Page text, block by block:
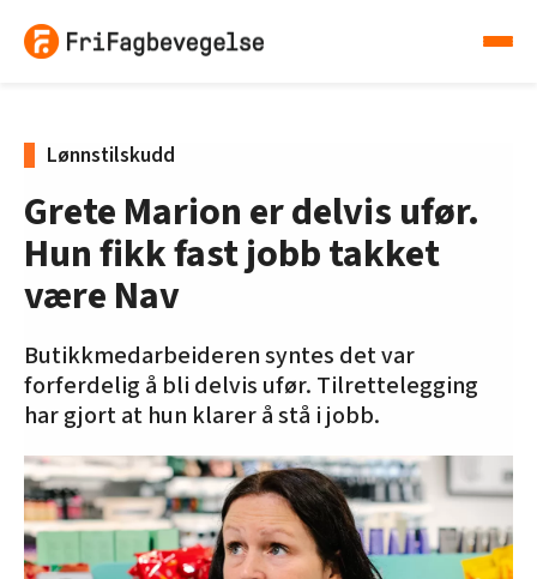
Lønnstilskudd
Grete Marion er delvis ufør.
Hun fikk fast jobb takket
være Nav
Butikkmedarbeideren syntes det var
forferdelig å bli delvis ufør. Tilrettelegging
har gjort at hun klarer å stå i jobb.